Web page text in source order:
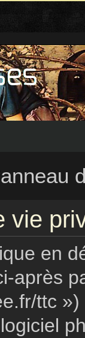
vie
en
après
ttc